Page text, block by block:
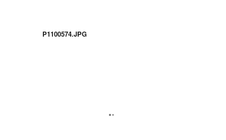
P1100574.JPG